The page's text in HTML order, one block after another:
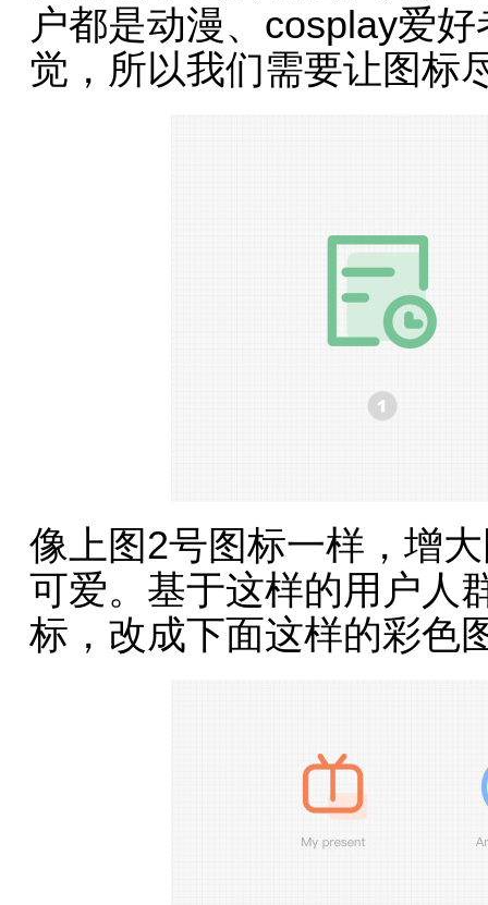
户都是动漫、cosplay爱
觉，所以我们需要让图标
像上图2号图标一样，增
可爱。基于这样的用户人
标，改成下面这样的彩色